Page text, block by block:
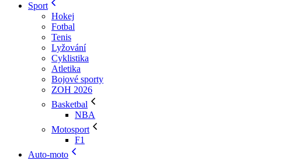
Sport
Hokej
Fotbal
Tenis
Lyžování
Cyklistika
Atletika
Bojové sporty
ZOH 2026
Basketbal
NBA
Motosport
F1
Auto-moto